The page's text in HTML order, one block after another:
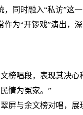
，同时融入“私访”
为“开锣戏”演出，深
榜唱段，表现其决心
情为冤家。”
屏与余文榜对唱，展